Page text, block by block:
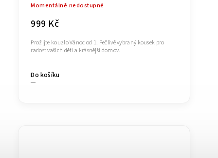
Momentálně nedostupné
999 Kč
Do košíku
Prožijte kouzlo Vánoc od 1. Pečlivě vybraný kousek pro
radost vašich dětí a krásnější domov.